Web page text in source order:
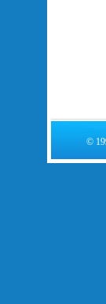
©